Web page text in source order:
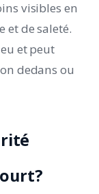
visibles en
et de saleté.
et peut
dedans ou